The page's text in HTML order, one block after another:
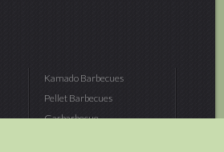
Kamado Barbecues
Pellet Barbecues
Gasbarbecue